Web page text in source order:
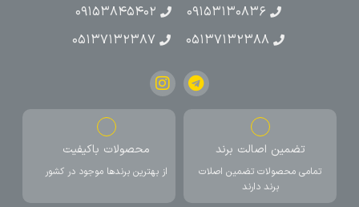
۰۹۱۵۳۱۳۰۸۳۶
۰۹۱۵۳۸۴۵۴۰۲
۰۵۱۳۷۱۳۲۳۸۸
۰۵۱۳۷۱۳۲۳۸۷
تضمین اصالت برند
تمامی محصولات تضمین اصلات
برند دارند
محصولات باکیفیت
از بهترین برندها موجود در کشور